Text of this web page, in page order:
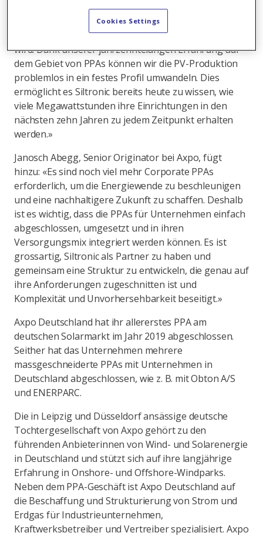
ermöglicht, ihre Nachhaltigkeitsziele zu erreichen,
während gleichzeitig der Bau zusätzlicher
Photovoltaikkapazitäten in Deutschland unterstützt
wird. Dank unserer jahrzehntelangen Erfahrung auf
dem Gebiet von PPAs können wir die PV-Produktion
problemlos in ein festes Profil umwandeln. Dies
ermöglicht es Siltronic bereits heute zu wissen, wie
viele Megawattstunden ihre Einrichtungen in den
nächsten zehn Jahren zu jedem Zeitpunkt erhalten
werden.»
Janosch Abegg, Senior Originator bei Axpo, fügt
hinzu: «Es sind noch viel mehr Corporate PPAs
erforderlich, um die Energiewende zu beschleunigen
und eine nachhaltigere Zukunft zu schaffen. Deshalb
ist es wichtig, dass die PPAs für Unternehmen einfach
abgeschlossen, umgesetzt und in ihren
Versorgungsmix integriert werden können. Es ist
grossartig, Siltronic als Partner zu haben und
gemeinsam eine Struktur zu entwickeln, die genau auf
ihre Anforderungen zugeschnitten ist und
Komplexität und Unvorhersehbarkeit beseitigt.»
Axpo Deutschland hat ihr allererstes PPA am
deutschen Solarmarkt im Jahr 2019 abgeschlossen.
Seither hat das Unternehmen mehrere
massgeschneiderte PPAs mit Unternehmen in
Deutschland abgeschlossen, wie z. B. mit Obton A/S
und ENERPARC.
Die in Leipzig und Düsseldorf ansässige deutsche
Tochtergesellschaft von Axpo gehört zu den
führenden Anbieterinnen von Wind- und Solarenergie
in Deutschland und stützt sich auf ihre langjährige
Erfahrung in Onshore- und Offshore-Windparks.
Neben dem PPA-Geschäft ist Axpo Deutschland auf
die Beschaffung und Strukturierung von Strom und
Erdgas für Industrieunternehmen,
Kraftwerksbetreiber und Vertreiber spezialisiert. Axpo
Cookies Settings